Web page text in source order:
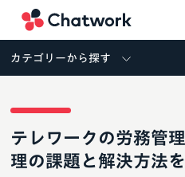
カテゴリーから探す
テレワークの労務管
理の課題と解決方法